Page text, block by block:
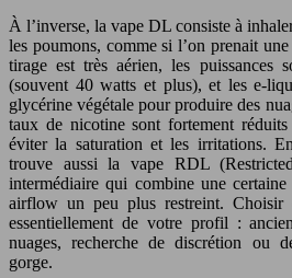
À l’inverse, la vape DL consiste à
les poumons, comme si l’on prenait
tirage est très aérien, les puissances
(souvent 40 watts et plus), et les e-
glycérine végétale pour produire des
taux de nicotine sont fortement
éviter la saturation et les irritations.
trouve aussi la vape RDL
intermédiaire qui combine une
airflow un peu plus restreint.
essentiellement de votre profil :
nuages, recherche de discrétion ou
gorge.